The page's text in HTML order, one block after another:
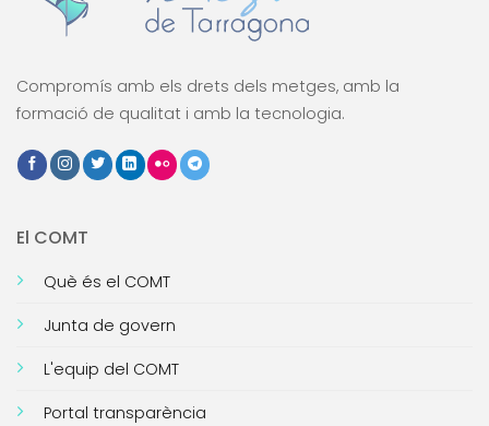
Compromís amb els drets dels metges, amb la
formació de qualitat i amb la tecnologia.
El COMT
Què és el COMT
Junta de govern
L'equip del COMT
Portal transparència